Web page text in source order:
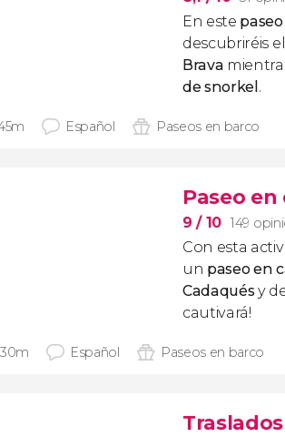
En este
descubriréis
Brava
de snorkel .
Español Paseos en barco
Paseo
9/ 10 149
Con esta
un paseo en
Cadaquésy
cautivará!
Español Paseos en barco